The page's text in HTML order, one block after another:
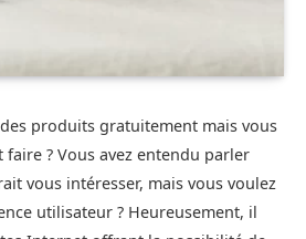
produits gratuitement mais vous
faire ? Vous avez entendu parler
vous intéresser, mais vous voulez
utilisateur ? Heureusement, il